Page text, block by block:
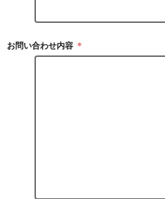
お問い合わせ内容 ＊